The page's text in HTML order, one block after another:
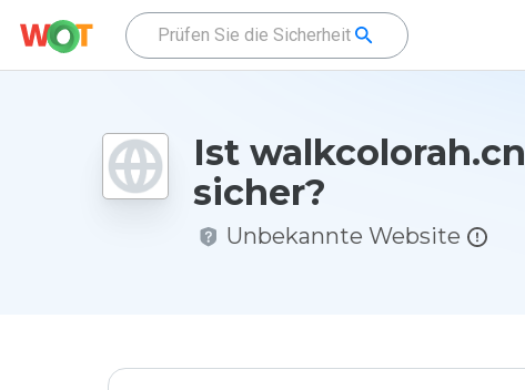
Ist walkcolorah.cn
sicher?
Unbekannte Website